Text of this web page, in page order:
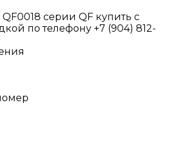
серии QF купить с
по телефону +7 (904) 812-